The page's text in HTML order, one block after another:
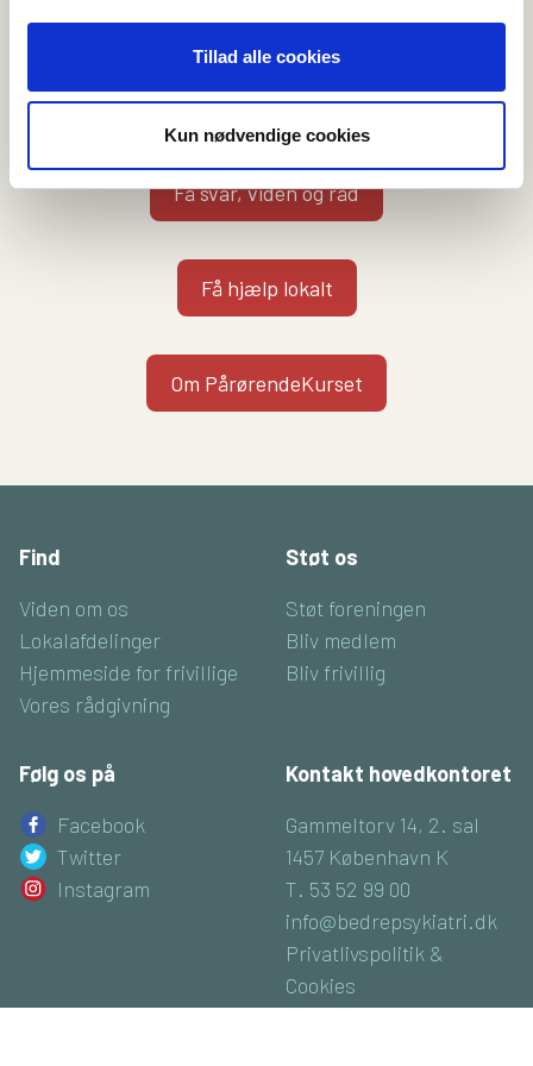
Tillad alle cookies
Kun nødvendige cookies
Vi kan hjælpe dig på flere måder
Kontakt en rådgiver
Få svar, viden og råd
Få hjælp lokalt
Om PårørendeKurset
Find
Viden om os
Lokalafdelinger
Hjemmeside for frivillige
Vores rådgivning
Støt os
Støt foreningen
Bliv medlem
Bliv frivillig
Følg os på
Facebook
Twitter
Instagram
Kontakt hovedkontoret
Gammeltorv 14, 2. sal
1457 København K
T. 53 52 99 00
info@bedrepsykiatri.dk
Privatlivspolitik &
Cookies